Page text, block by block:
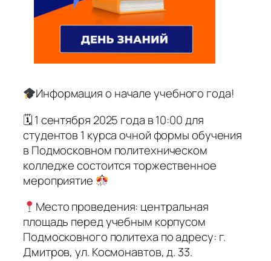
Информация о начале учебного года!
🗓 1 сентября 2025 года в 10:00 для
студентов 1 курса очной формы обучения
в Подмосковном политехническом
колледже состоится торжественное
мероприятие
Место проведения: центральная
площадь перед учебным корпусом
Подмосковного политеха по адресу: г.
Дмитров, ул. Космонавтов, д. 33.